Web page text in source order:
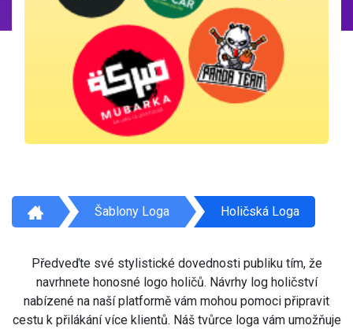
Šablony Loga Holičská Loga
Předveďte své stylistické dovednosti publiku tím, že
navrhnete honosné logo holičů. Návrhy log holičství
nabízené na naší platformě vám mohou pomoci připravit
cestu k přilákání více klientů. Náš tvůrce loga vám umožňuje